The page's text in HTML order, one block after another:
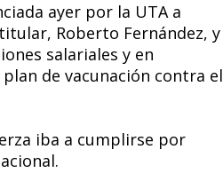
ayer por la UTA a
Roberto Fernández, y
salariales y en
de vacunación contra el
iba a cumplirse por